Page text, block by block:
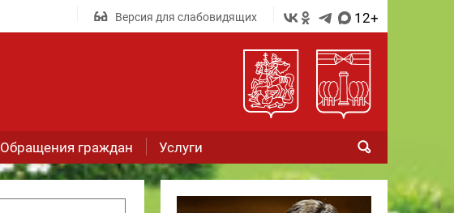
Версия для слабовидящих 12+
Обращения граждан Услуги